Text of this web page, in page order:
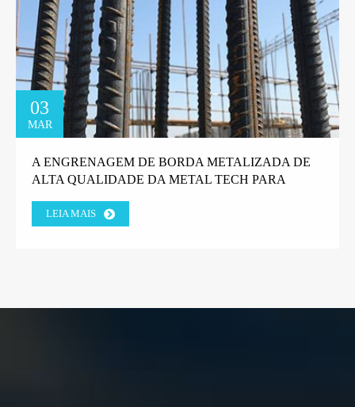
03
MAR
A ENGRENAGEM DE BORDA METALIZADA DE
ALTA QUALIDADE DA METAL TECH PARA
DO CLIENTE DA FÁBRICA GREGA.
LEIA MAIS